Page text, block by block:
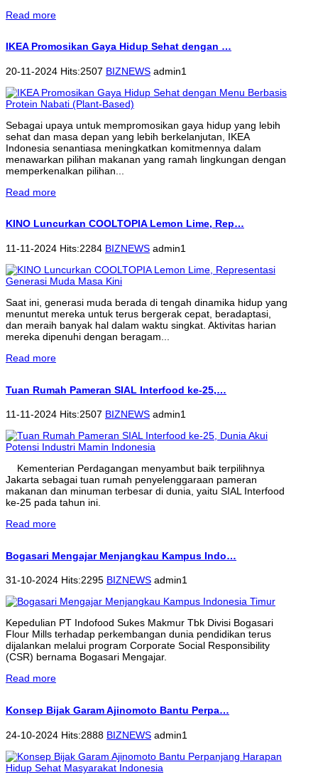
Read more
IKEA Promosikan Gaya Hidup Sehat dengan …
20-11-2024 Hits:2507 BIZNEWS admin1
Sebagai upaya untuk mempromosikan gaya hidup yang lebih
sehat dan masa depan yang lebih berkelanjutan, IKEA
Indonesia senantiasa meningkatkan komitmennya dalam
menawarkan pilihan makanan yang ramah lingkungan dengan
memperkenalkan pilihan...
Read more
KINO Luncurkan COOLTOPIA Lemon Lime, Rep…
11-11-2024 Hits:2284 BIZNEWS admin1
Saat ini, generasi muda berada di tengah dinamika hidup yang
menuntut mereka untuk terus bergerak cepat, beradaptasi,
dan meraih banyak hal dalam waktu singkat. Aktivitas harian
mereka dipenuhi dengan beragam...
Read more
Tuan Rumah Pameran SIAL Interfood ke-25,…
11-11-2024 Hits:2507 BIZNEWS admin1
Kementerian Perdagangan menyambut baik terpilihnya
Jakarta sebagai tuan rumah penyelenggaraan pameran
makanan dan minuman terbesar di dunia, yaitu SIAL Interfood
ke-25 pada tahun ini.
Read more
Bogasari Mengajar Menjangkau Kampus Indo…
31-10-2024 Hits:2295 BIZNEWS admin1
Kepedulian PT Indofood Sukes Makmur Tbk Divisi Bogasari
Flour Mills terhadap perkembangan dunia pendidikan terus
dijalankan melalui program Corporate Social Responsibility
(CSR) bernama Bogasari Mengajar.
Read more
Konsep Bijak Garam Ajinomoto Bantu Perpa…
24-10-2024 Hits:2888 BIZNEWS admin1